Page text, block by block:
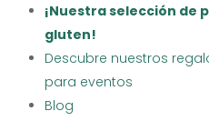
¡Nuestra selección de
gluten!
Descubre nuestros
para eventos
Blog